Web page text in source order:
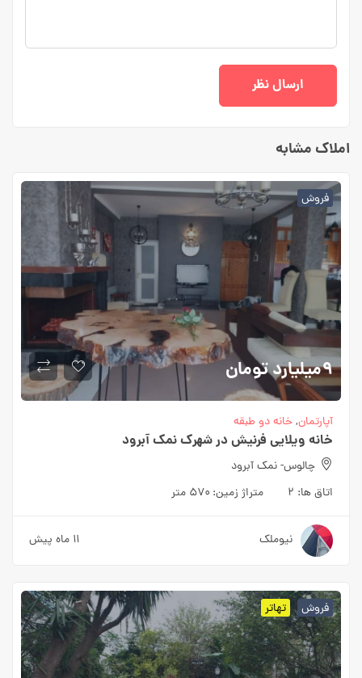
املاک مشابه
فروش
۹میلیارد تومان
آپارتمان,خانه دو طبقه
خانه ویلایی فرنیش در شهرک نمک آبرود
چالوس- نمک آبرود
اتاق ها: ۲ متراژ زمین: ۵۷۰ متر
نیوملک ۱۱ ماه پیش
فروش تهاتر